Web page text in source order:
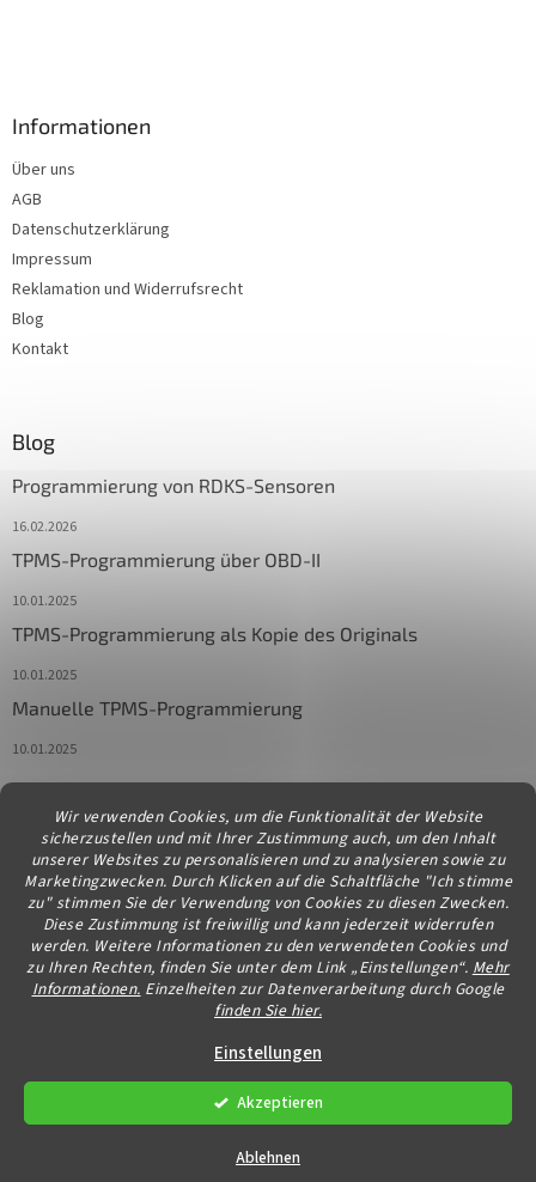
Wir verwenden Cookies, um die Funktionalität der Website
sicherzustellen und mit Ihrer Zustimmung auch, um den Inhalt
unserer Websites zu personalisieren und zu analysieren sowie zu
Marketingzwecken. Durch Klicken auf die Schaltfläche "Ich stimme
zu" stimmen Sie der Verwendung von Cookies zu diesen Zwecken.
Diese Zustimmung ist freiwillig und kann jederzeit widerrufen
werden. Weitere Informationen zu den verwendeten Cookies und
zu Ihren Rechten, finden Sie unter dem Link „Einstellungen“. Mehr
Informationen. Einzelheiten zur Datenverarbeitung durch Google
finden Sie hier.
Einstellungen
Ablehnen
Akzeptieren
Informationen
Über uns
AGB
Datenschutzerklärung
Impressum
Reklamation und Widerrufsrecht
Blog
Kontakt
Blog
Programmierung von RDKS-Sensoren
16.02.2026
TPMS-Programmierung über OBD-II
10.01.2025
TPMS-Programmierung als Kopie des Originals
10.01.2025
Manuelle TPMS-Programmierung
10.01.2025
Kontakt
info@diagstore.at
Erstellt von Shoptet
Copyright 2026diagstore.at. Alle Rechte vorbehalten.Cookie-
Einstellungen ändern